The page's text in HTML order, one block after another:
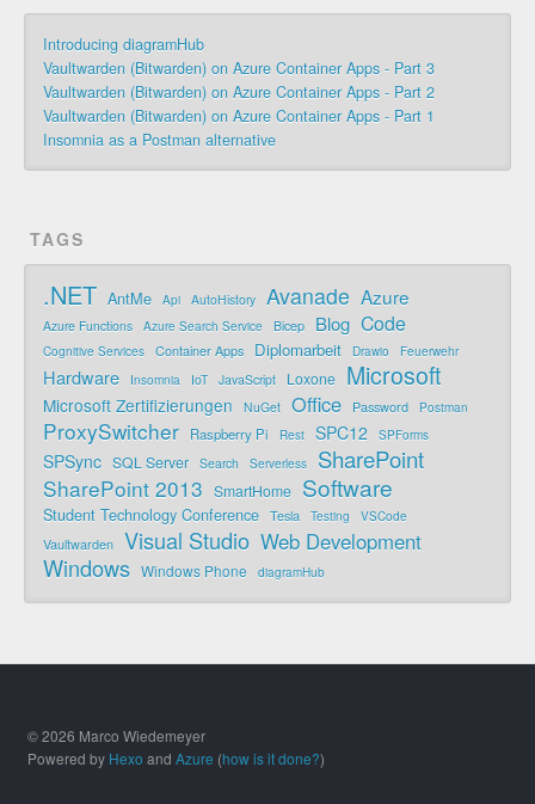
Introducing diagramHub
Vaultwarden (Bitwarden) on Azure Container Apps - Part 3
Vaultwarden (Bitwarden) on Azure Container Apps - Part 2
Vaultwarden (Bitwarden) on Azure Container Apps - Part 1
Insomnia as a Postman alternative
TAGS
.NET AntMe Api AutoHistory Avanade Azure
Azure Functions Azure Search Service Bicep Blog Code
Cognitive Services Container Apps Diplomarbeit Drawio Feuerwehr
Hardware Insomnia IoT JavaScript Loxone Microsoft
Microsoft Zertifizierungen NuGet Office Password Postman
ProxySwitcher Raspberry Pi Rest SPC12 SPForms
SPSync SQL Server Search Serverless SharePoint
SharePoint 2013 SmartHome Software
Student Technology Conference Tesla Testing VSCode
Vaultwarden Visual Studio Web Development
Windows Windows Phone diagramHub
© 2026 Marco Wiedemeyer
Powered by Hexo andAzure (how is it done?)